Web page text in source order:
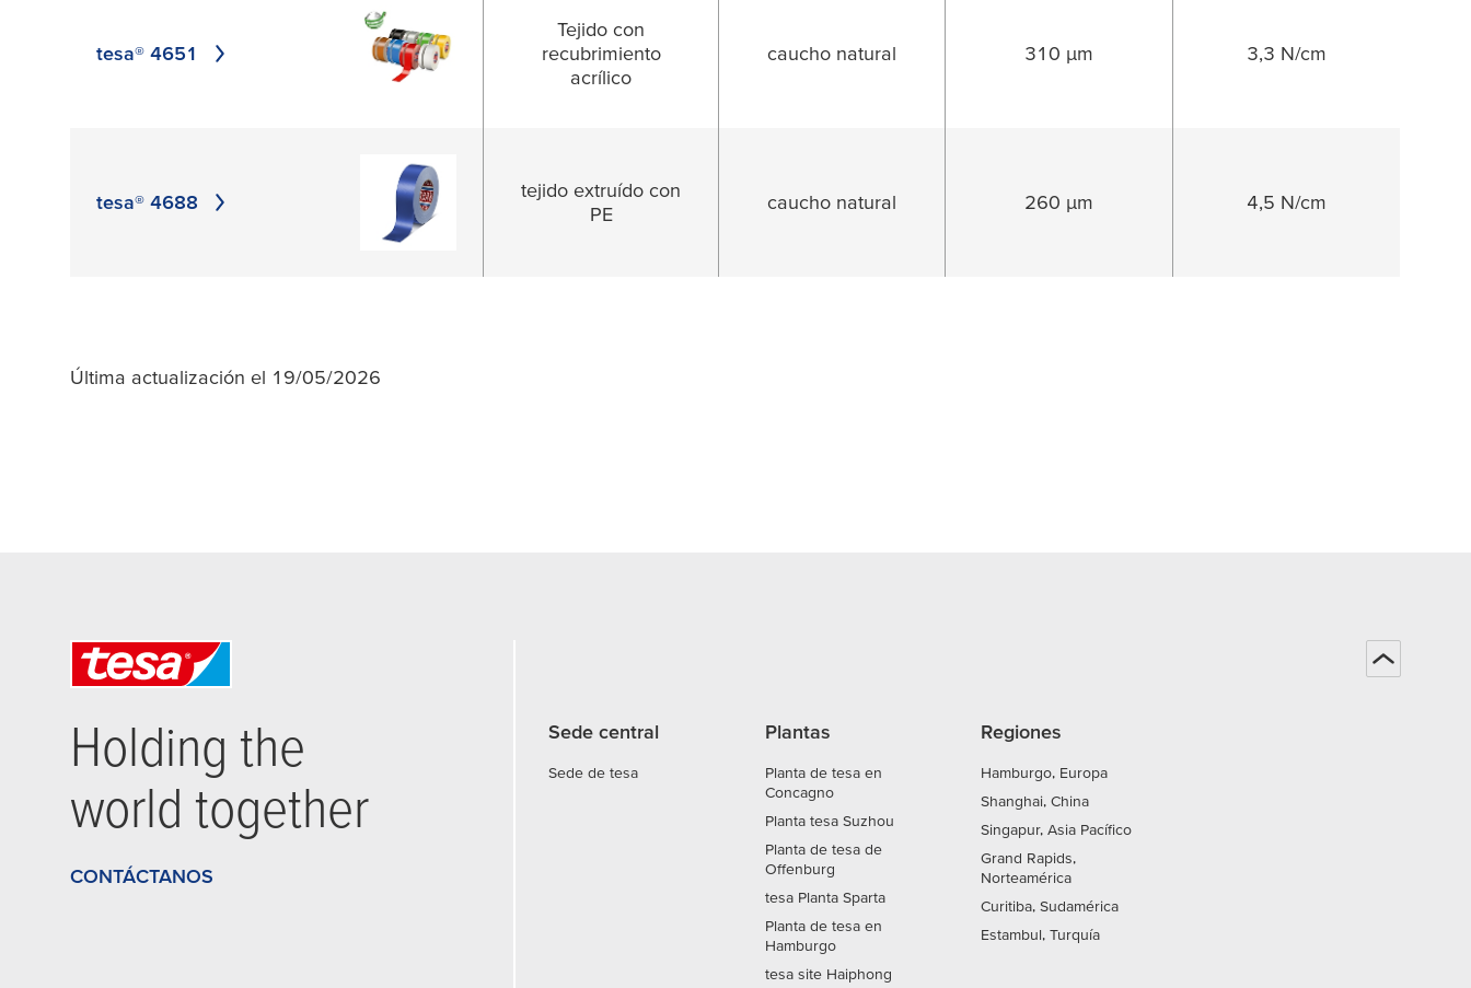
tesa® 4651
Tejido con
recubrimiento
acrílico
caucho natural 310 µm 3,3 N/cm
tesa® 4688
tejido extruído con
PE
caucho natural 260 µm 4,5 N/cm
Última actualización el 19/05/2026
Holding the
world together
CONTÁCTANOS
Sede central
Sede de tesa
Plantas
Planta de tesa en
Concagno
Planta tesa Suzhou
Planta de tesa de
Offenburg
tesa Planta Sparta
Planta de tesa en
Hamburgo
tesa site Haiphong
Regiones
Hamburgo, Europa
Shanghai, China
Singapur, Asia Pacífico
Grand Rapids,
Norteamérica
Curitiba, Sudamérica
Estambul, Turquía